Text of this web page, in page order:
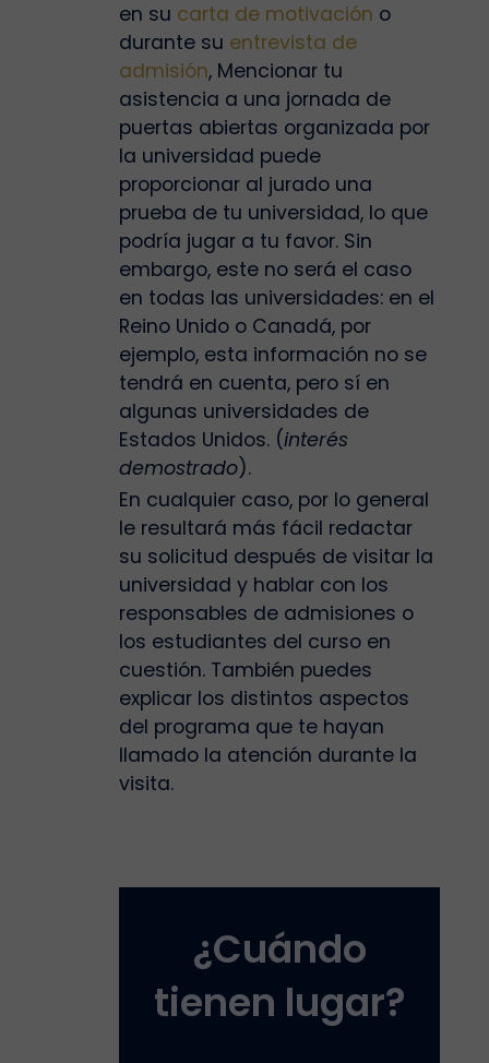
en su carta de motivación o
durante su entrevista de
admisión, Mencionar tu
asistencia a una jornada de
puertas abiertas organizada por
la universidad puede
proporcionar al jurado una
prueba de tu universidad, lo que
podría jugar a tu favor. Sin
embargo, este no será el caso
en todas las universidades: en el
Reino Unido o Canadá, por
ejemplo, esta información no se
tendrá en cuenta, pero sí en
algunas universidades de
Estados Unidos. (interés
demostrado).
En cualquier caso, por lo general
le resultará más fácil redactar
su solicitud después de visitar la
universidad y hablar con los
responsables de admisiones o
los estudiantes del curso en
cuestión. También puedes
explicar los distintos aspectos
del programa que te hayan
llamado la atención durante la
visita.
¿Cuándo
tienen lugar?